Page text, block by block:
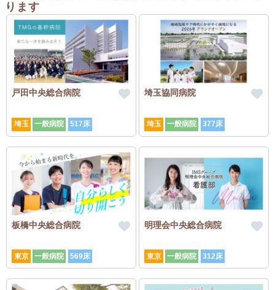
ります
戸田中央総合病院
埼玉 一般病院 517床
埼玉協同病院
埼玉 一般病院 377床
板橋中央総合病院
東京 一般病院 569床
明理会中央総合病院
東京 一般病院 312床